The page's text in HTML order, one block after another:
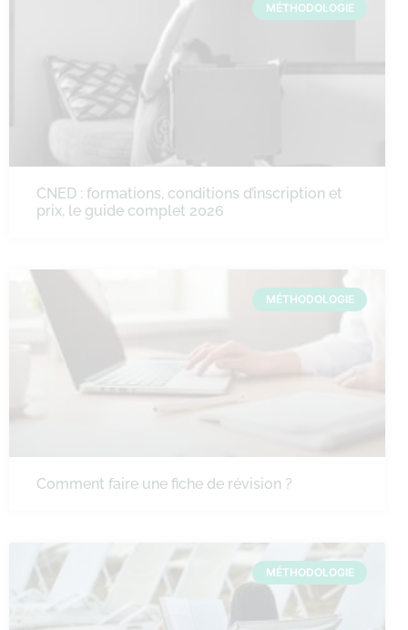
MÉTHODOLOGIE
CNED : formations, conditions d’inscription et
prix, le guide complet 2026
MÉTHODOLOGIE
Comment faire une fiche de révision ?
MÉTHODOLOGIE